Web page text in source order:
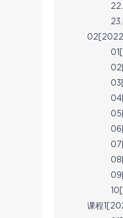
02[2022
课程